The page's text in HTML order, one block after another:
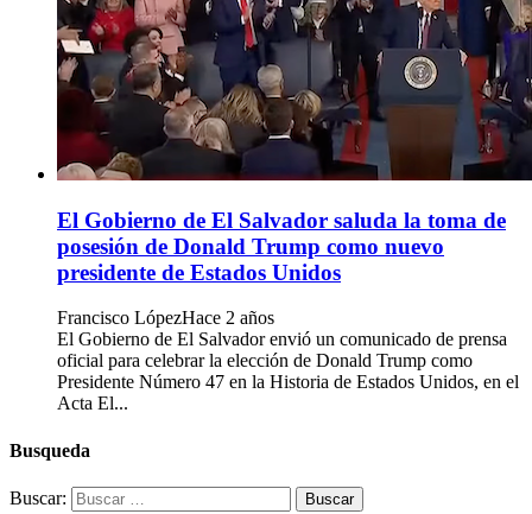
El Gobierno de El Salvador saluda la toma de
posesión de Donald Trump como nuevo
presidente de Estados Unidos
Francisco LópezHace 2 años
El Gobierno de El Salvador envió un comunicado de prensa
oficial para celebrar la elección de Donald Trump como
Presidente Número 47 en la Historia de Estados Unidos, en el
Acta El...
Busqueda
Buscar: